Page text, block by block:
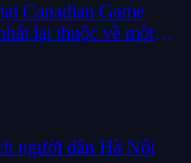
Canadian Game
lại thuộc về một
người dân Hà Nội